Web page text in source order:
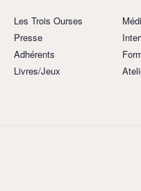
Les Trois Ourses
Presse
Adhérents
Livres/Jeux